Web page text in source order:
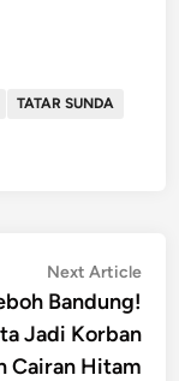
TATAR SUNDA
Next Article
Bandung!
Jadi Korban
Cairan Hitam